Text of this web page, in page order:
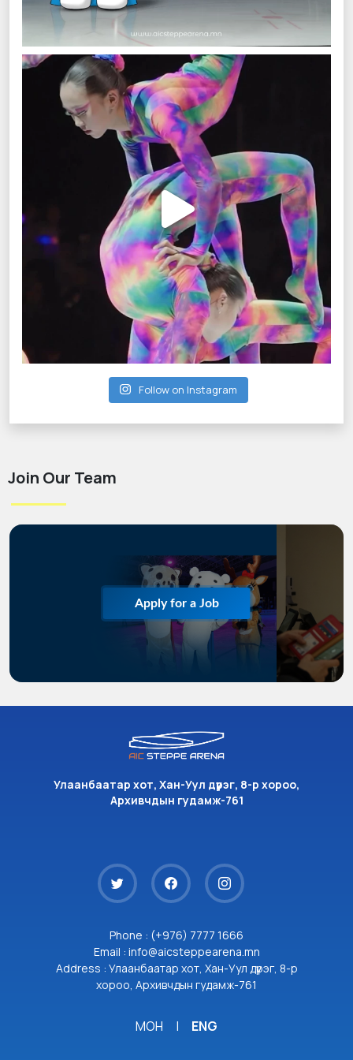
Follow on Instagram
Join Our Team
Apply for a Job
Улаанбаатар хот, Хан-Уул дүүрэг, 8-р хороо,
Архивчдын гудамж-761
Phone : (+976) 7777 1666
Email : info@aicsteppearena.mn
Address : Улаанбаатар хот, Хан-Уул дүүрэг, 8-р
хороо, Архивчдын гудамж-761
МОН | ENG